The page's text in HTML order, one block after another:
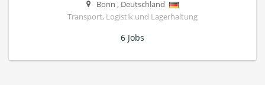
Bonn , Deutschland
Transport, Logistik und Lagerhaltung
6 Jobs